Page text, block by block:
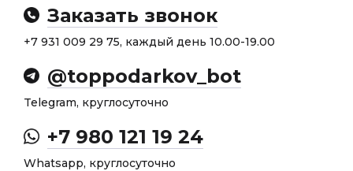
Заказать звонок
+7 931 009 29 75, каждый день 10.00-19.00
@toppodarkov_bot
Telegram, круглосуточно
+7 980 121 19 24
Whatsapp, круглосуточно